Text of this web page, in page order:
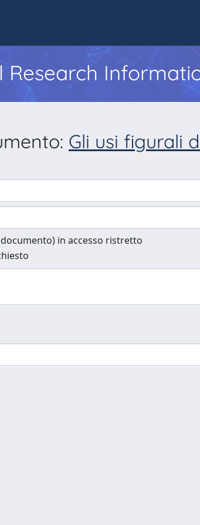
Research
Gli usi figurali
in accesso ristretto